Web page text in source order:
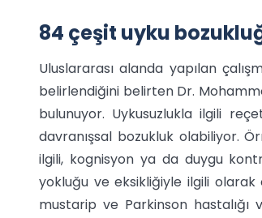
84 çeşit uyku
Uluslararası alanda yapılan
belirlendiğini belirten Dr.
bulunuyor. Uykusuzlukla ilgili
davranışsal bozukluk olabiliyor.
ilgili, kognisyon ya da duygu
yokluğu ve eksikliğiyle ilgili
mustarip ve Parkinson hastalığı